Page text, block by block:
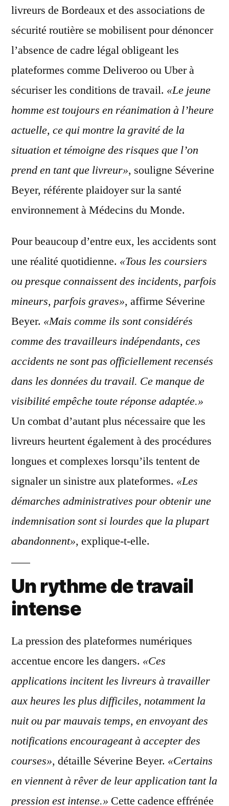
livreurs de Bordeaux et des associations de
sécurité routière se mobilisent pour dénoncer
l’absence de cadre légal obligeant les
plateformes comme Deliveroo ou Uber à
sécuriser les conditions de travail. «Le jeune
homme est toujours en réanimation à l’heure
actuelle, ce qui montre la gravité de la
situation et témoigne des risques que l’on
prend en tant que livreur», souligne Séverine
Beyer, référente plaidoyer sur la santé
environnement à Médecins du Monde.
Pour beaucoup d’entre eux, les accidents sont
une réalité quotidienne. «Tous les coursiers
ou presque connaissent des incidents, parfois
mineurs, parfois graves», affirme Séverine
Beyer. «Mais comme ils sont considérés
comme des travailleurs indépendants, ces
accidents ne sont pas officiellement recensés
dans les données du travail. Ce manque de
visibilité empêche toute réponse adaptée.»
Un combat d’autant plus nécessaire que les
livreurs heurtent également à des procédures
longues et complexes lorsqu’ils tentent de
signaler un sinistre aux plateformes. «Les
démarches administratives pour obtenir une
indemnisation sont si lourdes que la plupart
abandonnent», explique-t-elle.
Un rythme de travail
intense
La pression des plateformes numériques
accentue encore les dangers. «Ces
applications incitent les livreurs à travailler
aux heures les plus difficiles, notamment la
nuit ou par mauvais temps, en envoyant des
notifications encourageant à accepter des
courses», détaille Séverine Beyer. «Certains
en viennent à rêver de leur application tant la
pression est intense.» Cette cadence effrénée